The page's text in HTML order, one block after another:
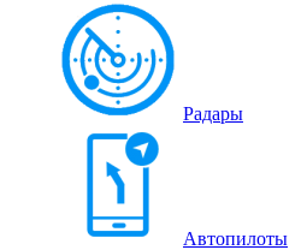
Радары
Автопилоты